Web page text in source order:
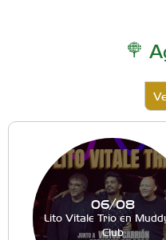
06/08
Lito Vitale Trio en
Club